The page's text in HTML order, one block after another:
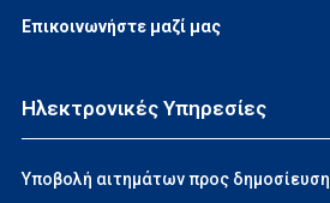
Επικοινωνήστε μαζί μας
Ηλεκτρονικές Υπηρεσίες
Υποβολή αιτημάτων προς δημοσίευση